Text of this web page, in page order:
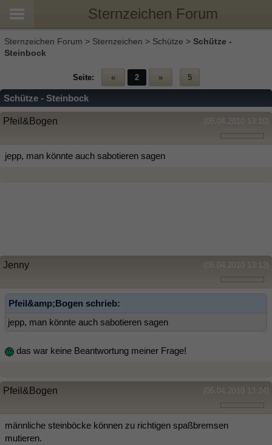
Sternzeichen Forum
Sternzeichen Forum > Sternzeichen > Schütze > Schütze -
Steinbock
Seite: « 2 » 5
Schütze - Steinbock
(05.04.2010 13:10)
Pfeil&Bogen
jepp, man könnte auch sabotieren sagen
(05.04.2010 13:13)
Jenny
Pfeil&amp;Bogen schrieb:
jepp, man könnte auch sabotieren sagen
das war keine Beantwortung meiner Frage!
(05.04.2010 13:24)
Pfeil&Bogen
männliche steinböcke können zu richtigen spaßbremsen
mutieren.